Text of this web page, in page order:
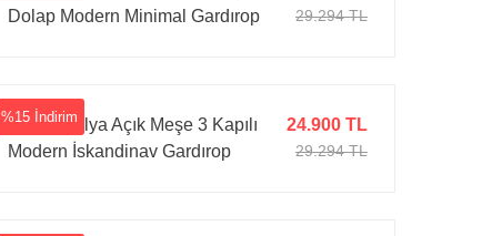
Dolap Modern Minimal Gardırop
29.294 TL
%15 İndirim
Tarz Mobilya Açık Meşe 3 Kapılı
Modern İskandinav Gardırop
24.900 TL
29.294 TL